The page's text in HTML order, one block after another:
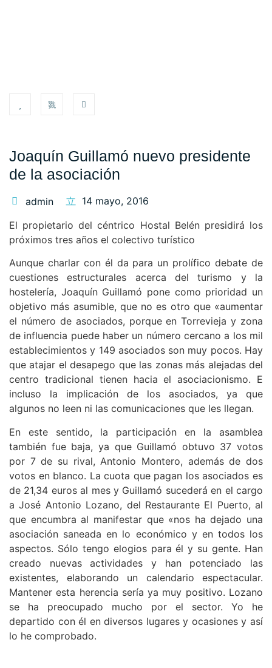
Joaquín Guillamó nuevo presidente
de la asociación
admin
14 mayo, 2016
El propietario del céntrico Hostal Belén presidirá los
próximos tres años el colectivo turístico
Aunque charlar con él da para un prolífico debate de
cuestiones estructurales acerca del turismo y la
hostelería, Joaquín Guillamó pone como prioridad un
objetivo más asumible, que no es otro que «aumentar
el número de asociados, porque en Torrevieja y zona
de influencia puede haber un número cercano a los mil
establecimientos y 149 asociados son muy pocos. Hay
que atajar el desapego que las zonas más alejadas del
centro tradicional tienen hacia el asociacionismo. E
incluso la implicación de los asociados, ya que
algunos no leen ni las comunicaciones que les llegan.
En este sentido, la participación en la asamblea
también fue baja, ya que Guillamó obtuvo 37 votos
por 7 de su rival, Antonio Montero, además de dos
votos en blanco. La cuota que pagan los asociados es
de 21,34 euros al mes y Guillamó sucederá en el cargo
a José Antonio Lozano, del Restaurante El Puerto, al
que encumbra al manifestar que «nos ha dejado una
asociación saneada en lo económico y en todos los
aspectos. Sólo tengo elogios para él y su gente. Han
creado nuevas actividades y han potenciado las
existentes, elaborando un calendario espectacular.
Mantener esta herencia sería ya muy positivo. Lozano
se ha preocupado mucho por el sector. Yo he
departido con él en diversos lugares y ocasiones y así
lo he comprobado.